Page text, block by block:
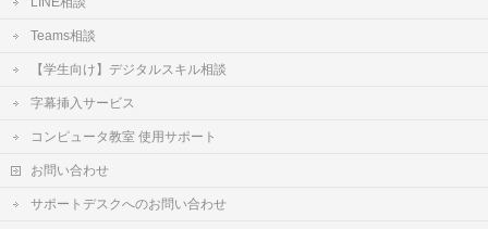
Teams相談
【学生向け】デジタルスキル相談
字幕挿入サービス
コンピュータ教室 使用サポート
お問い合わせ
サポートデスクへのお問い合わせ